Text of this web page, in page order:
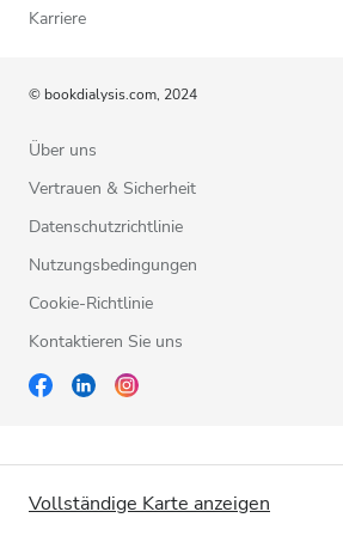
Vollständige Karte anzeigen
Karriere
© bookdialysis.com, 2024
Über uns
Vertrauen & Sicherheit
Datenschutzrichtlinie
Nutzungsbedingungen
Cookie-Richtlinie
Kontaktieren Sie uns